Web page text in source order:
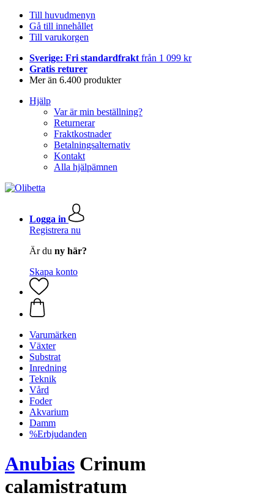
Till huvudmenyn
Gå till innehållet
Till varukorgen
Sverige: Fri standardfrakt från 1 099 kr
Gratis returer
Mer än 6.400 produkter
Hjälp
Var är min beställning?
Returnerar
Fraktkostnader
Betalningsalternativ
Kontakt
Alla hjälpämnen
Logga in
Registrera nu
Är du ny här?
Skapa konto
Varumärken
Växter
Substrat
Inredning
Teknik
Vård
Foder
Akvarium
Damm
%Erbjudanden
Anubias Crinum
calamistratum